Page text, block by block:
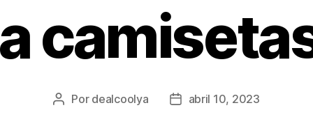
Autor
Por dealcoolya
Fechaabril 10, 2023